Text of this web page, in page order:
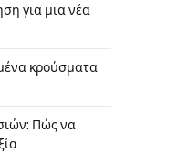
για μια νέα
κρούσματα
Πώς να